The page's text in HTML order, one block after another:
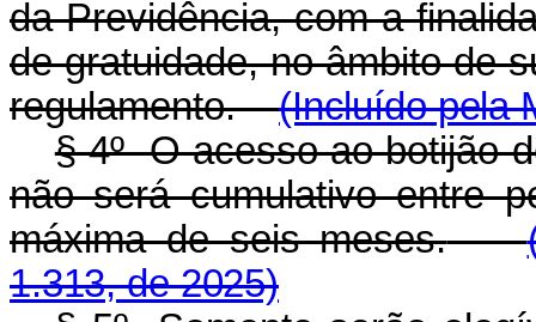
da Previdência, com a
de gratuidade, no âmbito de
regulamento.
(Incluído pela
§ 4º O acesso ao botijão
não será cumulativo entre
máxima de seis meses.
1.313, de 2025)